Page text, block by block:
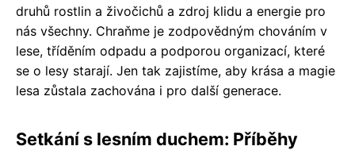
druhů rostlin a živočichů a zdroj klidu a energie pro
nás všechny. Chraňme je zodpovědným chováním v
lese, tříděním odpadu a podporou organizací, které
se o lesy starají. Jen tak zajistíme, aby krása a magie
lesa zůstala zachována i pro další generace.
Setkání s lesním duchem: Příběhy